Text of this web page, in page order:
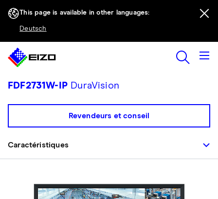
This page is available in other languages:
Deutsch
FDF2731W-IPDuraVision
Caractéristiques
Revendeurs et conseil